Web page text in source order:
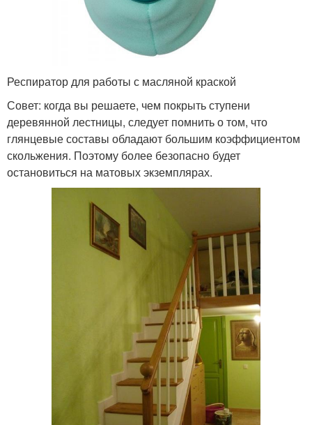
Респиратор для работы с масляной краской
Совет: когда вы решаете, чем покрыть ступени
деревянной лестницы, следует помнить о том, что
глянцевые составы обладают большим коэффициентом
скольжения. Поэтому более безопасно будет
остановиться на матовых экземплярах.